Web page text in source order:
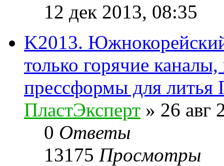
12 дек 2013, 08:35
K2013.
только горячие
прессформы для
ПластЭксперт » 26 авг
0 Ответы
13175 Просмотры